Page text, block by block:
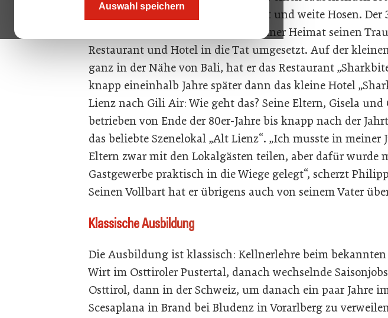
Auswahl speichern
und trägt ein Black-Sabbath-T-Shirt und weite Hosen. Der
tausende Kilometer entfernt von seiner Heimat seinen
Restaurant und Hotel in die Tat umgesetzt. Auf der
ganz in der Nähe von Bali, hat er das Restaurant
knapp eineinhalb Jahre später dann das kleine Hotel
Lienz nach Gili Air: Wie geht das? Seine Eltern, Gisela und
betrieben von Ende der 80er-Jahre bis knapp nach der
das beliebte Szenelokal „Alt Lienz“. „Ich musste in meiner
Eltern zwar mit den Lokalgästen teilen, aber dafür wurde
Gastgewerbe praktisch in die Wiege gelegt“, scherzt
Seinen Vollbart hat er übrigens auch von seinem Vater
Klassische Ausbildung
Die Ausbildung ist klassisch: Kellnerlehre beim bekannten
Wirt im Osttiroler Pustertal, danach wechselnde
Osttirol, dann in der Schweiz, um danach ein paar Jahre
Scesaplana in Brand bei Bludenz in Vorarlberg zu